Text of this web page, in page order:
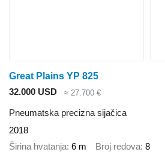
Great Plains YP 825
32.000 USD
≈ 27.700 €
Pneumatska precizna sijačica
2018
Širina hvatanja 6 m Broj redova 8